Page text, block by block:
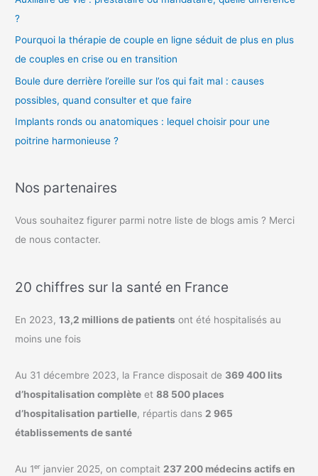
?
Pourquoi la thérapie de couple en ligne séduit de plus en plus
de couples en crise ou en transition
Boule dure derrière l’oreille sur l’os qui fait mal : causes
possibles, quand consulter et que faire
Implants ronds ou anatomiques : lequel choisir pour une
poitrine harmonieuse ?
Nos partenaires
Vous souhaitez figurer parmi notre liste de blogs amis ? Merci
de nous contacter.
20 chiffres sur la santé en France
En 2023,13,2 millions de patients ont été hospitalisés au
moins une fois
Au 31 décembre 2023, la France disposait de 369 400 lits
d’hospitalisation complète et88 500 places
d’hospitalisation partielle, répartis dans 2 965
établissements de santé
Au 1ᵉʳ janvier 2025, on comptait 237 200 médecins actifs en